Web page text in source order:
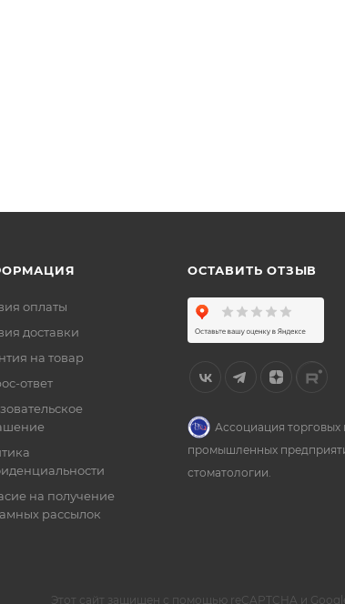
оплаты
доставки
на товар
ответ
на получение
рассылок
ОСТАВИТЬ ОТЗЫВ
Ассоциация торговых
промышленных
стоматологии.
Этот сайт защищен с помощью reCAPTCHA и